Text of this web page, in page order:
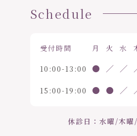
Schedule
受付時間 月 火 水
10:00-13:00 ● ／ ／
15:00-19:00 ● ● ／
休診日：水曜/木曜